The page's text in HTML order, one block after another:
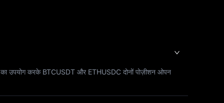
का उपयोग करके BTCUSDT और ETHUSDC दोनों पोज़ीशन ओपन